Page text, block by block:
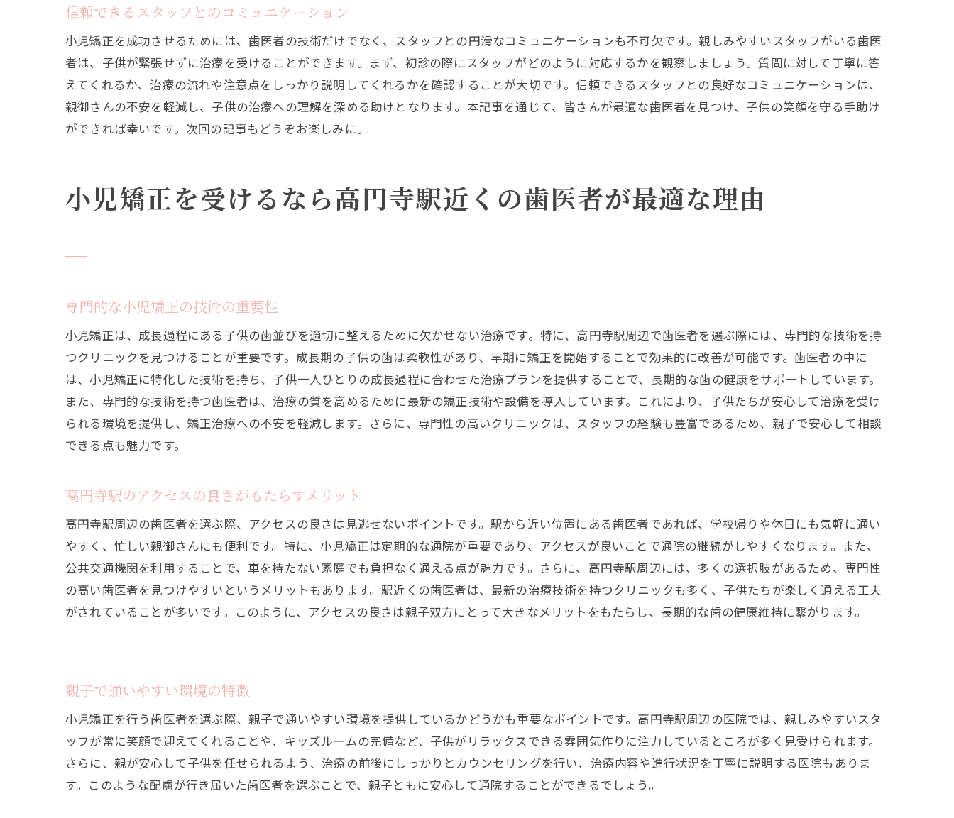
親と子が安心できる環境の条件
コミュニケーションを重視した治療
高円寺駅で選ぶ親しみやすい歯医者
ストレスフリーな歯医者選び高円寺駅での小児矯正への配慮
親子で安心して通える医院の特徴
子供の健康を支える治療の質
親と歯医者の連携で安心の健康管理
子供の将来を見据えた歯科治療
高円寺駅で選ぶべき信頼の医院リスト
信頼できるスタッフとのコミュニケーション
小児矯正を成功させるためには、歯医者の技術だけでなく、スタッフとの円滑なコミュニケーションも不可欠です。親しみやすいスタッフがいる歯医
者は、子供が緊張せずに治療を受けることができます。まず、初診の際にスタッフがどのように対応するかを観察しましょう。質問に対して丁寧に答
えてくれるか、治療の流れや注意点をしっかり説明してくれるかを確認することが大切です。信頼できるスタッフとの良好なコミュニケーションは、
親御さんの不安を軽減し、子供の治療への理解を深める助けとなります。本記事を通じて、皆さんが最適な歯医者を見つけ、子供の笑顔を守る手助け
ができれば幸いです。次回の記事もどうぞお楽しみに。
小児矯正を受けるなら高円寺駅近くの歯医者が最適な理由
専門的な小児矯正の技術の重要性
小児矯正は、成長過程にある子供の歯並びを適切に整えるために欠かせない治療です。特に、高円寺駅周辺で歯医者を選ぶ際には、専門的な技術を持
つクリニックを見つけることが重要です。成長期の子供の歯は柔軟性があり、早期に矯正を開始することで効果的に改善が可能です。歯医者の中に
は、小児矯正に特化した技術を持ち、子供一人ひとりの成長過程に合わせた治療プランを提供することで、長期的な歯の健康をサポートしています。
また、専門的な技術を持つ歯医者は、治療の質を高めるために最新の矯正技術や設備を導入しています。これにより、子供たちが安心して治療を受け
られる環境を提供し、矯正治療への不安を軽減します。さらに、専門性の高いクリニックは、スタッフの経験も豊富であるため、親子で安心して相談
できる点も魅力です。
高円寺駅のアクセスの良さがもたらすメリット
高円寺駅周辺の歯医者を選ぶ際、アクセスの良さは見逃せないポイントです。駅から近い位置にある歯医者であれば、学校帰りや休日にも気軽に通い
やすく、忙しい親御さんにも便利です。特に、小児矯正は定期的な通院が重要であり、アクセスが良いことで通院の継続がしやすくなります。また、
公共交通機関を利用することで、車を持たない家庭でも負担なく通える点が魅力です。さらに、高円寺駅周辺には、多くの選択肢があるため、専門性
の高い歯医者を見つけやすいというメリットもあります。駅近くの歯医者は、最新の治療技術を持つクリニックも多く、子供たちが楽しく通える工夫
がされていることが多いです。このように、アクセスの良さは親子双方にとって大きなメリットをもたらし、長期的な歯の健康維持に繋がります。
親子で通いやすい環境の特徴
小児矯正を行う歯医者を選ぶ際、親子で通いやすい環境を提供しているかどうかも重要なポイントです。高円寺駅周辺の医院では、親しみやすいスタ
ッフが常に笑顔で迎えてくれることや、キッズルームの完備など、子供がリラックスできる雰囲気作りに注力しているところが多く見受けられます。
さらに、親が安心して子供を任せられるよう、治療の前後にしっかりとカウンセリングを行い、治療内容や進行状況を丁寧に説明する医院もありま
す。このような配慮が行き届いた歯医者を選ぶことで、親子ともに安心して通院することができるでしょう。